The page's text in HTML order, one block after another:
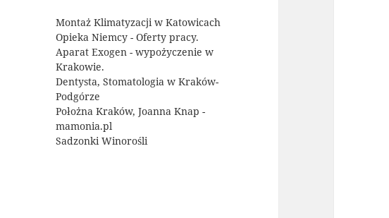
Montaż Klimatyzacji w Katowicach
Opieka Niemcy - Oferty pracy.
Aparat Exogen - wypożyczenie w
Krakowie.
Dentysta, Stomatologia w Kraków-
Podgórze
Położna Kraków, Joanna Knap -
mamonia.pl
Sadzonki Winorośli